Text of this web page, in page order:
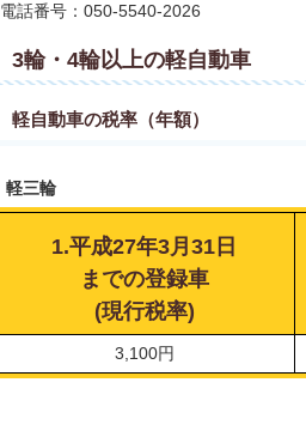
電話番号：050-5540-2026
3輪・4輪以上の軽自動車
軽自動車の税率（年額）
1.平成27年3月31日
までの登録車
(現行税率)
3,100円
軽三輪